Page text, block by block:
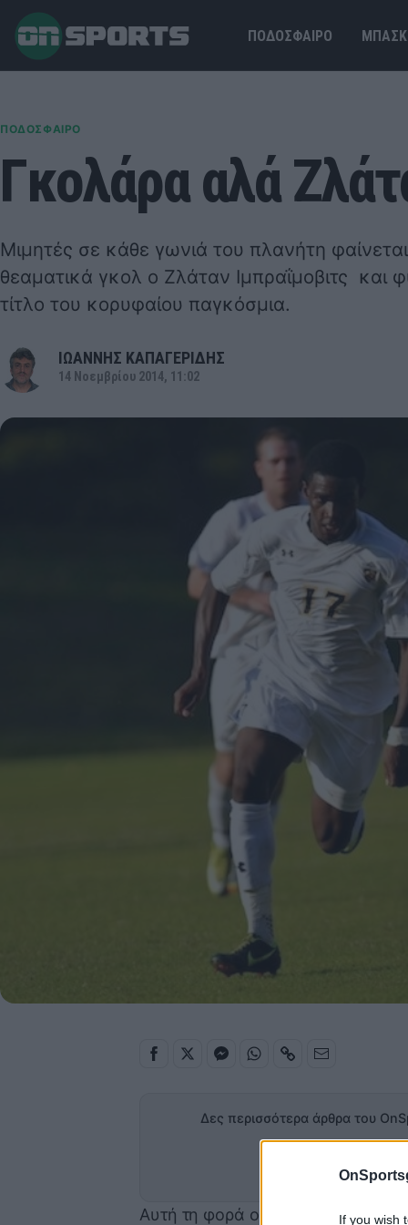
If you wish
ΠΟΔΟΣΦΑΙΡΟ
ΠΟΔΟΣΦΑΙΡΟ
Γκολάρα αλά
Μιμητές σε κάθε γωνιά του πλανήτη
θεαματικά γκολ ο Ζλάταν Ιμπραΐμοβιτς και
τίτλο του κορυφαίου παγκόσμια.
ΙΩΑΝΝΗΣ ΚΑΠΑΓΕΡΙΔΗΣ
14 Νοεμβρίου 2014, 11:02
Δες περισσότερα άρθρα του
στα
Αυτή τη φορά ο αλά Ιμπραΐμοβιτς